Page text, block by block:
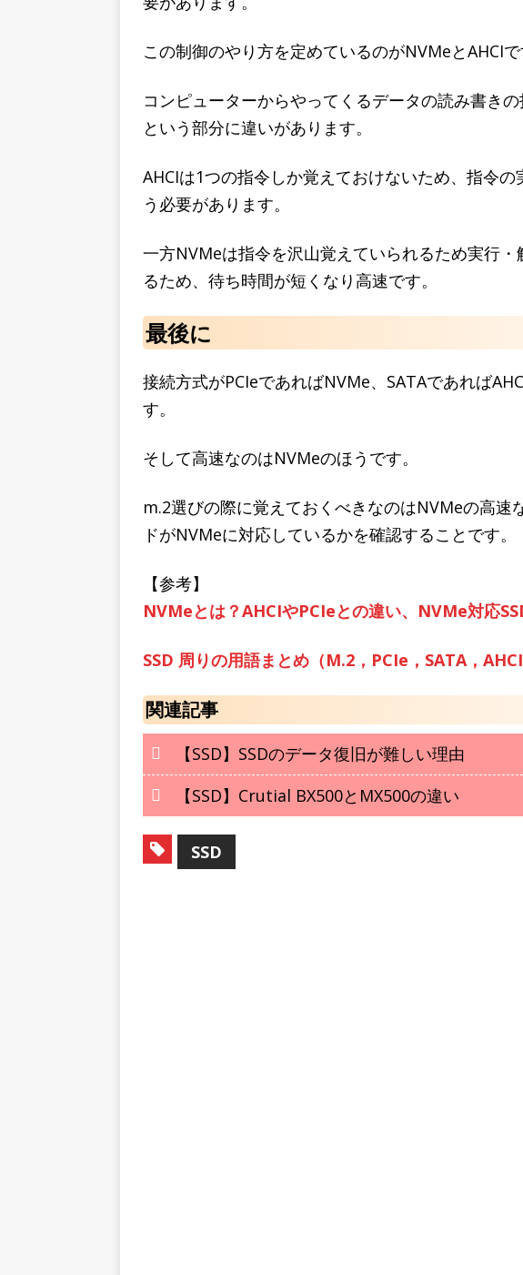
この制御のやり方を定めているのがNVMeとAHCIで
コンピューターからやってくるデータの読み書き
という部分に違いがあります。
AHCIは1つの指令しか覚えておけないため、指令
う必要があります。
一方NVMeは指令を沢山覚えていられるため実行・
るため、待ち時間が短くなり高速です。
最後に
接続方式がPCIeであればNVMe、SATAであれば
す。
そして高速なのはNVMeのほうです。
m.2選びの際に覚えておくべきなのはNVMeの高速
ドがNVMeに対応しているかを確認することです。
【参考】
NVMeとは？AHCIやPCIeとの違い、NVMe対応
SSD 周りの用語まとめ（M.2，PCIe，SATA，
関連記事
【SSD】SSDのデータ復旧が難しい理由
【SSD】Crutial BX500とMX500の違い
SSD